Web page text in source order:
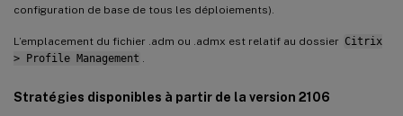
configuration de base de tous les déploiements).
L’emplacement du fichier .adm ou .admx est relatif au dossier Citrix
> Profile Management
Stratégies disponibles à partir de la version 2106